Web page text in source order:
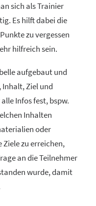
sich als Trainier
Es hilft dabei die
zu vergessen
hilfreich sein.
aufgebaut und
Ziel und
Infos fest, bspw.
Inhalten
oder
zu erreichen,
an die Teilnehmer
wurde, damit